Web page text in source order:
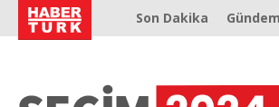
Son Dakika Gündem